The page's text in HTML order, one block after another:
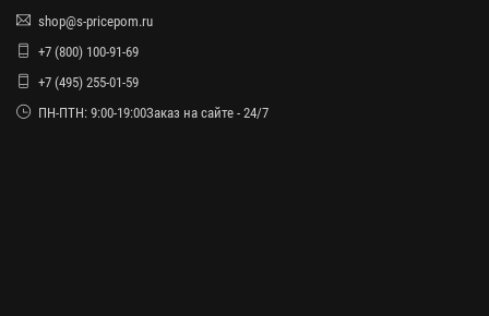
shop@s-pricepom.ru
+7 (800) 100-91-69
+7 (495) 255-01-59
ПН-ПТН: 9:00-19:00Заказ на сайте - 24/7